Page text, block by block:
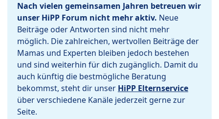
Nach vielen gemeinsamen Jahren betreuen wir
unser HiPP Forum nicht mehr aktiv. Neue
Beiträge oder Antworten sind nicht mehr
möglich. Die zahlreichen, wertvollen Beiträge der
Mamas und Experten bleiben jedoch bestehen
und sind weiterhin für dich zugänglich. Damit du
auch künftig die bestmögliche Beratung
bekommst, steht dir unser HiPP Elternservice
über verschiedene Kanäle jederzeit gerne zur
Seite.